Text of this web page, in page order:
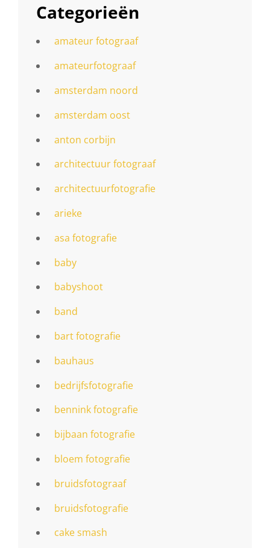
Categorieën
amateur fotograaf
amateurfotograaf
amsterdam noord
amsterdam oost
anton corbijn
architectuur fotograaf
architectuurfotografie
arieke
asa fotografie
baby
babyshoot
band
bart fotografie
bauhaus
bedrijfsfotografie
bennink fotografie
bijbaan fotografie
bloem fotografie
bruidsfotograaf
bruidsfotografie
cake smash